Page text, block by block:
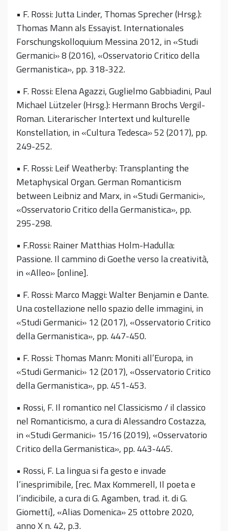
• F. Rossi: Jutta Linder, Thomas Sprecher (Hrsg.):
Thomas Mann als Essayist. Internationales
Forschungskolloquium Messina 2012, in «Studi
Germanici» 8 (2016), «Osservatorio Critico della
Germanistica», pp. 318-322.
• F. Rossi: Elena Agazzi, Guglielmo Gabbiadini, Paul
Michael Lützeler (Hrsg.): Hermann Brochs Vergil-
Roman. Literarischer Intertext und kulturelle
Konstellation, in «Cultura Tedesca» 52 (2017), pp.
249-252.
• F. Rossi: Leif Weatherby: Transplanting the
Metaphysical Organ. German Romanticism
between Leibniz and Marx, in «Studi Germanici»,
«Osservatorio Critico della Germanistica», pp.
295-298.
• F.Rossi: Rainer Matthias Holm-Hadulla:
Passione. Il cammino di Goethe verso la creatività,
in «Alleo» [online].
• F. Rossi: Marco Maggi: Walter Benjamin e Dante.
Una costellazione nello spazio delle immagini, in
«Studi Germanici» 12 (2017), «Osservatorio Critico
della Germanistica», pp. 447-450.
• F. Rossi: Thomas Mann: Moniti all’Europa, in
«Studi Germanici» 12 (2017), «Osservatorio Critico
della Germanistica», pp. 451-453.
• Rossi, F. Il romantico nel Classicismo / il classico
nel Romanticismo, a cura di Alessandro Costazza,
in «Studi Germanici» 15/16 (2019), «Osservatorio
Critico della Germanistica», pp. 443-445.
• Rossi, F. La lingua si fa gesto e invade
l’inesprimibile, [rec. Max Kommerell, Il poeta e
l’indicibile, a cura di G. Agamben, trad. it. di G.
Giometti], «Alias Domenica» 25 ottobre 2020,
anno X n. 42, p.3.